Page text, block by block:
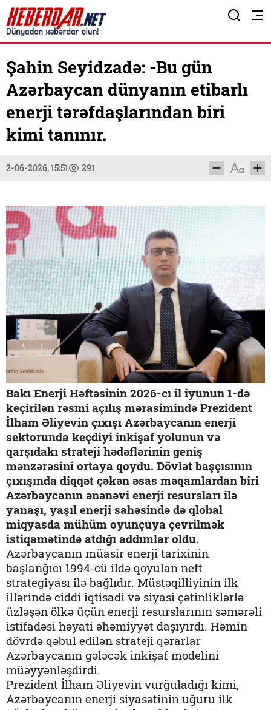
Şahin Seyidzadə: -Bu gün
Azərbaycan dünyanın etibarlı
enerji tərəfdaşlarından biri
kimi tanınır.
2-06-2026, 15:51 291
Bakı Enerji Həftəsinin 2026-cı il iyunun 1-də
keçirilən rəsmi açılış mərasimində Prezident
İlham Əliyevin çıxışı Azərbaycanın enerji
sektorunda keçdiyi inkişaf yolunun və
qarşıdakı strateji hədəflərinin geniş
mənzərəsini ortaya qoydu. Dövlət başçısının
çıxışında diqqət çəkən əsas məqamlardan biri
Azərbaycanın ənənəvi enerji resursları ilə
yanaşı, yaşıl enerji sahəsində də qlobal
miqyasda mühüm oyunçuya çevrilmək
istiqamətində atdığı addımlar oldu.
Azərbaycanın müasir enerji tarixinin
başlanğıcı 1994-cü ildə qoyulan neft
strategiyası ilə bağlıdır. Müstəqilliyinin ilk
illərində ciddi iqtisadi və siyasi çətinliklərlə
üzləşən ölkə üçün enerji resurslarının səmərəli
istifadəsi həyati əhəmiyyət daşıyırdı. Həmin
dövrdə qəbul edilən strateji qərarlar
Azərbaycanın gələcək inkişaf modelini
müəyyənləşdirdi.
Prezident İlham Əliyevin vurğuladığı kimi,
Azərbaycanın enerji siyasətinin uğuru ilk